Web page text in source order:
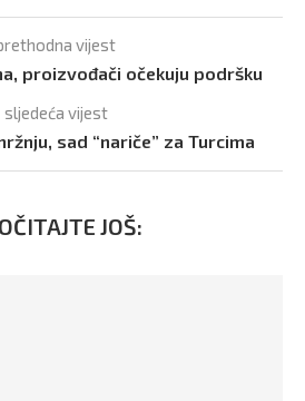
vijest
proizvođači očekuju podršku
sljedeća vijest
sad “nariče” za Turcima
JOŠ: